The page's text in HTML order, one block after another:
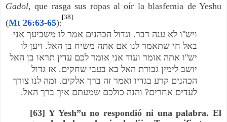
Gadol, que rasga sus ropas al oír la blasfemia de Yeshu
(Mt 26:63-65):
[38]
ויש''ו לא ענה דבר. וגדול הכהנים אמר לו משביעך אני
באל חי שתאמר לנו אם אתה משיח בן האל. ויען לו
יש''ו אתה אומר ועוד אני אומר לכם עדין תראו בן האל
יושב לימין גבורת האל בא בעבי שחקים. אז גדול
הכהנים קרע בגדיו ואמר זה ברך אלקים. ומה לנו צורך
לעדים אחרים? והנה כולכם שמעתם איך ברך האל.
[63] Y Yesh”u no respondió ni una palabra. El